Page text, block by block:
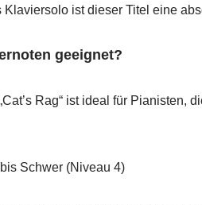
ist dieser Titel eine
geeignet?
Rag“ ist ideal für Pianisten,
Schwer (Niveau 4)